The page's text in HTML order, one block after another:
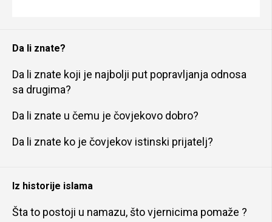
Da li znate?
Da li znate koji je najbolji put popravljanja odnosa
sa drugima?
Da li znate u čemu je čovjekovo dobro?
Da li znate ko je čovjekov istinski prijatelj?
Iz historije islama
Šta to postoji u namazu, što vjernicima pomaže ?